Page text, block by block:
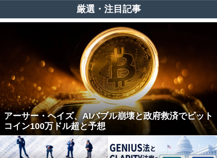
厳選・注目記事
アーサー・ヘイズ、AIバブル崩壊と政府救済でビット
コイン100万ドル超と予想